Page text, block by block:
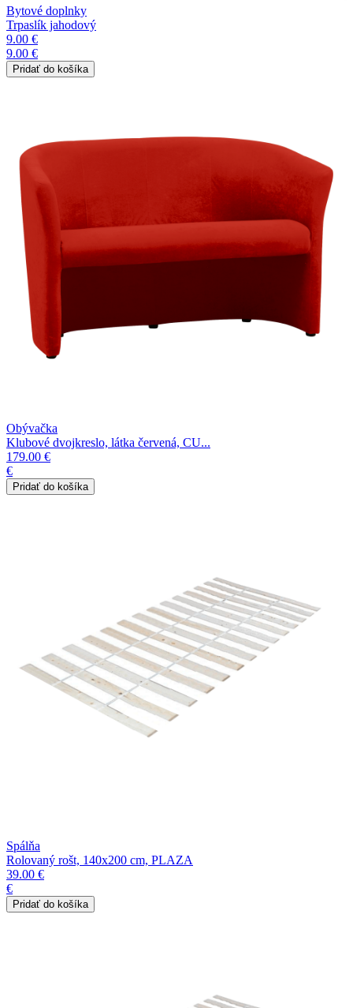
Bytové doplnky
Trpaslík jahodový
9.00 €
9.00 €
Obývačka
Klubové dvojkreslo, látka červená, CU...
179.00 €
€
Spálňa
Rolovaný rošt, 140x200 cm, PLAZA
39.00 €
€